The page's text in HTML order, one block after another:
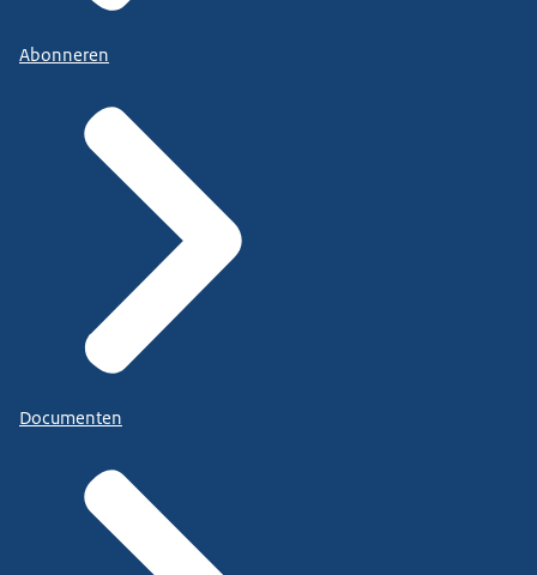
Abonneren
Documenten